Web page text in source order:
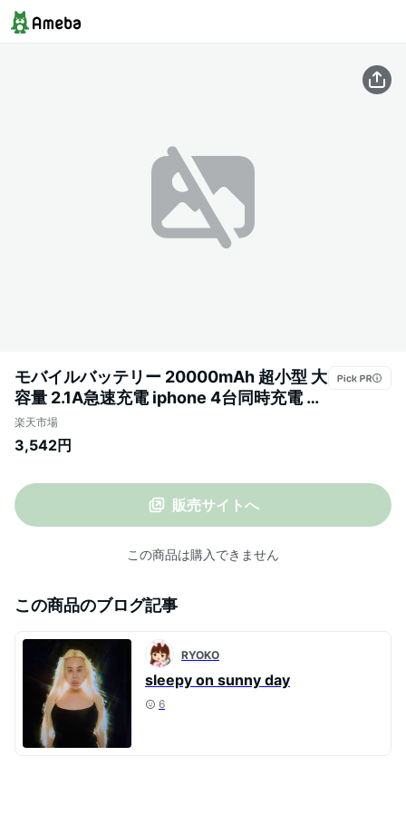
モバイルバッテリー 20000mAh 超小型 大
容量 2.1A急速充電 iphone 4台同時充電 ス
マホ充電器 コンパクト 残量表示 懐中電灯
停電対策 iPhone/Android各種対応 お盆休
楽天市場
3,542円
販売サイトへ
この商品は購入できません
この商品のブログ記事
RYOKO
sleepy on sunny day
6